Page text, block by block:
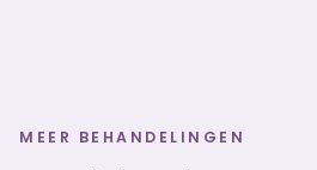
MEER BEHANDELINGEN